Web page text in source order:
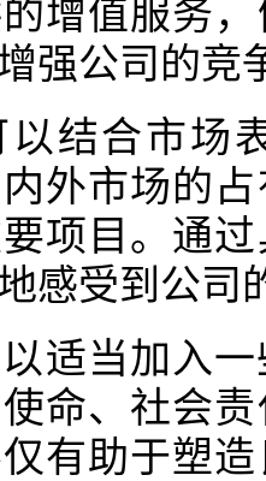
增值服务
强公司的竞
结合市场
外市场的
项目。通
感受到公司
适当加入
命、社会
有助于塑